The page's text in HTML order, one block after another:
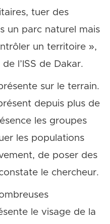
tuer des
un parc naturel mais
un territoire »,
l’ISS de Dakar.
sur le terrain.
depuis plus de
les groupes
les populations
de poser des
le chercheur.
le visage de la